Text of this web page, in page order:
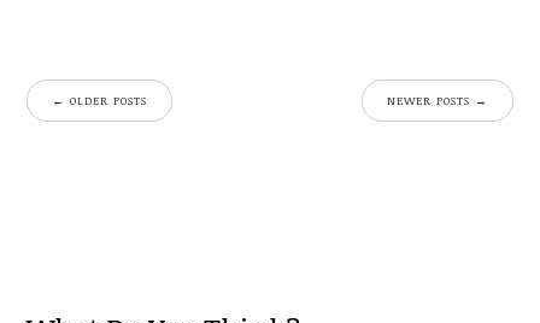
← OLDER POSTS NEWER POSTS →